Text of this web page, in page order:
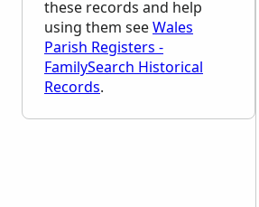
these records and help
using them seeWales
Parish Registers -
FamilySearch Historical
Records.